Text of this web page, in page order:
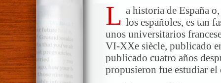
L a historia de España
los españoles, es tan
unos universitarios
VI-XXe siècle, publicado
publicado cuatro años
propusieron fue estudiar